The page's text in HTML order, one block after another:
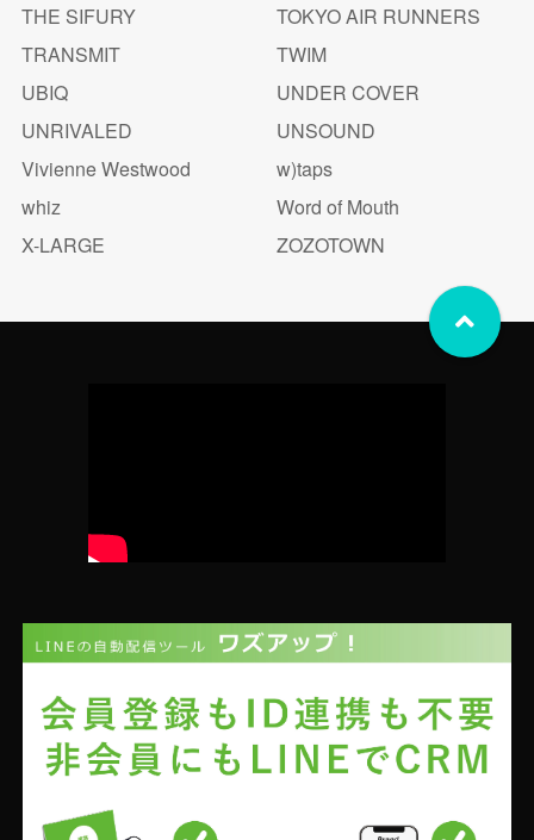
THE SIFURY
TOKYO AIR RUNNERS
TRANSMIT
TWIM
UBIQ
UNDER COVER
UNRIVALED
UNSOUND
Vivienne Westwood
w)taps
whiz
Word of Mouth
X-LARGE
ZOZOTOWN